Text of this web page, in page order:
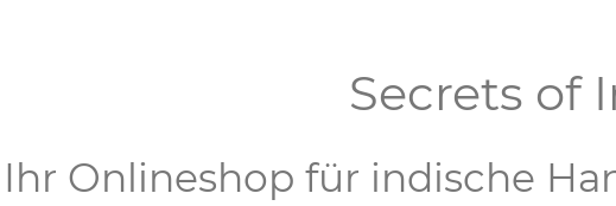
Secrets of
Ihr Onlineshop für indische